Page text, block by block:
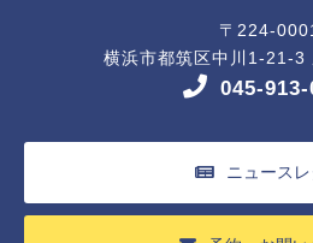
〒224-
横浜市都筑区中川1-21-3
045-913-
ニュース